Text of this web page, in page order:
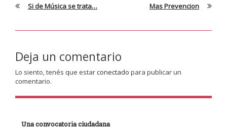
Si de Música se trata… Mas Prevencion
Deja un comentario
Lo siento, tenés que estarconectado para publicar un
comentario.
Una convocatoria ciudadana